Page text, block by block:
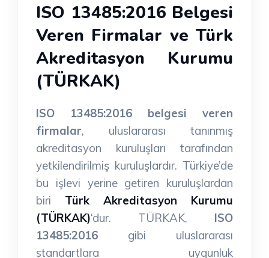
ISO 13485:2016 Belgesi
Veren Firmalar ve Türk
Akreditasyon Kurumu
(TÜRKAK)
ISO 13485:2016 belgesi veren
firmalar, uluslararası tanınmış
akreditasyon kuruluşları tarafından
yetkilendirilmiş kuruluşlardır. Türkiye’de
bu işlevi yerine getiren kuruluşlardan
biri Türk Akreditasyon Kurumu
(TÜRKAK)‘dur. TÜRKAK, ISO
13485:2016 gibi uluslararası
standartlara uygunluk